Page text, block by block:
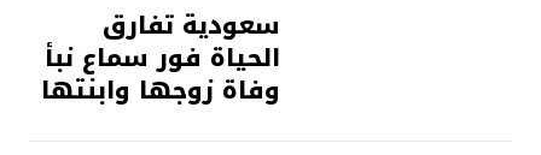
سعودية تفارق
الحياة فور سماع نبأ
وفاة زوجها وابنتها